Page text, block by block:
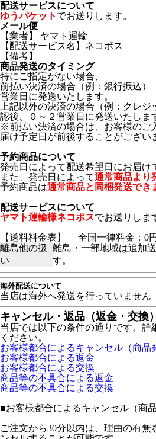
配送サービスについて
ゆうパケット でお送りします。
メール便
【業者】 ヤマト運輸
【配送サービス名】ネコポス
【備考】
商品発送のタイミング
特にご指定がない場合、
前払い決済の場合（例：銀行振込
営業日に発送いたします。
上記以外の決済の場合（例：クレ
認後、０～２営業日に発送いたしま
※前払い決済の場合は、お客様のご
届け予定日が前後することがござい
予約商品について
発売日によって配送希望日にお届け
また、発売日によって通常商品より
予約商品は通常商品と同梱発送でき
配送サービスについて
ヤマト運輸様ネコポスでお送りしま
【送料料金表】
全国一律料金：0円
離島他の扱
い
離島・一部地域は追加
す。
海外配送について
当店は海外へ発送を行っていません
キャンセル・返品（返金・交換
当店では以下の条件の通りです。詳
ください。
お客様都合によるキャンセル（商品
お客様都合による返金
お客様都合による交換
商品等の不具合による返金
商品等の不具合による交換
■お客様都合によるキャンセル（商品
ご注文から30分以内は、理由の有無